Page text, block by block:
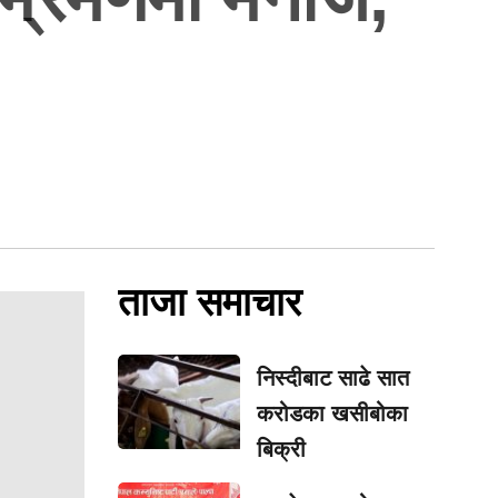
ताजा समाचार
निस्दीबाट साढे सात
करोडका खसीबोका
बिक्री